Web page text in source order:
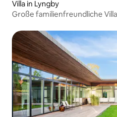
Villa in Lyngby
Große familienfreundliche